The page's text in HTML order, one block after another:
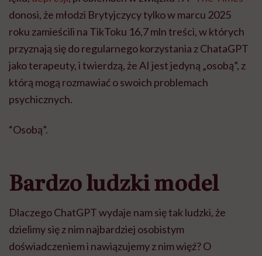
donosi, że młodzi Brytyjczycy tylko w marcu 2025
roku zamieścili na TikToku 16,7 mln treści, w których
przyznają się do regularnego korzystania z ChataGPT
jako terapeuty, i twierdzą, że AI jest jedyną „osobą”, z
którą mogą rozmawiać o swoich problemach
psychicznych.
“Osobą”.
Bardzo ludzki model
Dlaczego ChatGPT wydaje nam się tak ludzki, że
dzielimy się z nim najbardziej osobistym
doświadczeniem i nawiązujemy z nim więź? O